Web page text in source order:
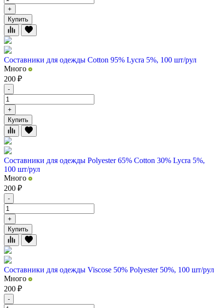
+
Купить
Составники для одежды Cotton 95% Lycra 5%, 100 шт/рул
Много
200 ₽
-
+
Купить
Составники для одежды Polyester 65% Cotton 30% Lycra 5%,
100 шт/рул
Много
200 ₽
-
+
Купить
Составники для одежды Viscose 50% Polyester 50%, 100 шт/рул
Много
200 ₽
-